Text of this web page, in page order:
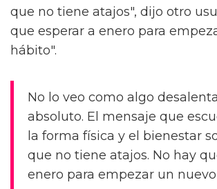
que no tiene atajos", dijo otro
que esperar a enero para
hábito".
No lo veo como algo
absoluto. El mensaje que
la forma física y el bienestar
que no tiene atajos. No hay
enero para empezar un